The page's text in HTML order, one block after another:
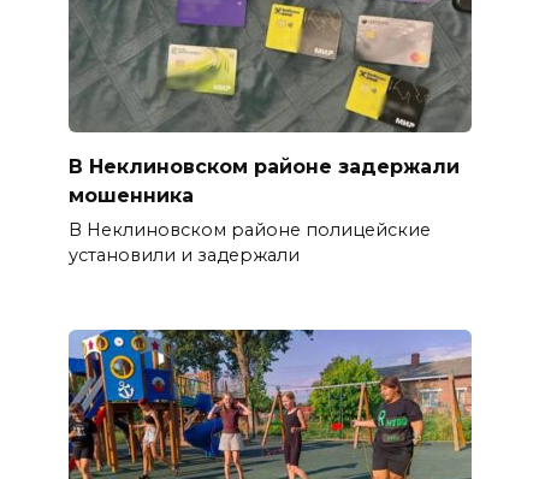
В Неклиновском районе задержали
мошенника
В Неклиновском районе полицейские
установили и задержали